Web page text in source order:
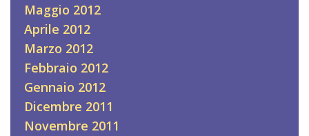
Maggio 2012
Aprile 2012
Marzo 2012
Febbraio 2012
Gennaio 2012
Dicembre 2011
Novembre 2011